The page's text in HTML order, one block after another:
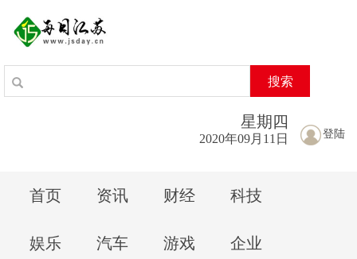
搜索
登陆
星期 四
2020年09月11日
首页 资讯 财经 科技
娱乐 汽车 游戏 企业